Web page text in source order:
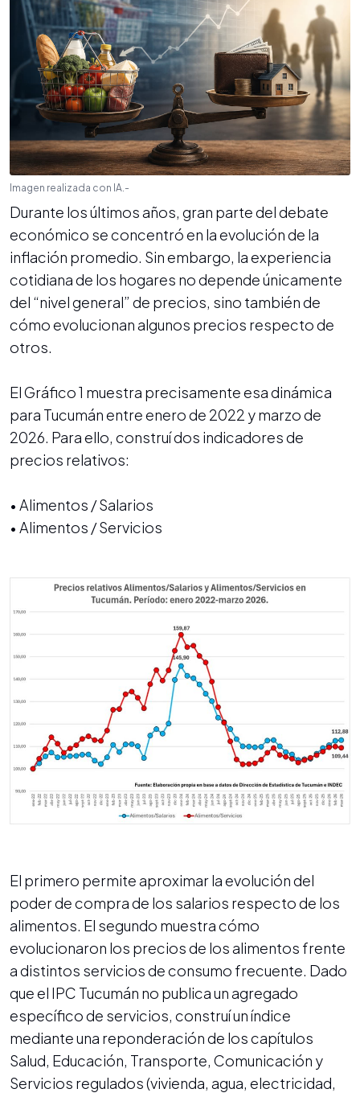
Imagen realizada con IA.-
Durante los últimos años, gran parte del debate
económico se concentró en la evolución de la
inflación promedio. Sin embargo, la experiencia
cotidiana de los hogares no depende únicamente
del “nivel general” de precios, sino también de
cómo evolucionan algunos precios respecto de
otros.
El Gráfico 1 muestra precisamente esa dinámica
para Tucumán entre enero de 2022 y marzo de
2026. Para ello, construí dos indicadores de
precios relativos:
• Alimentos / Salarios
• Alimentos / Servicios
El primero permite aproximar la evolución del
poder de compra de los salarios respecto de los
alimentos. El segundo muestra cómo
evolucionaron los precios de los alimentos frente
a distintos servicios de consumo frecuente. Dado
que el IPC Tucumán no publica un agregado
específico de servicios, construí un índice
mediante una reponderación de los capítulos
Salud, Educación, Transporte, Comunicación y
Servicios regulados (vivienda, agua, electricidad,